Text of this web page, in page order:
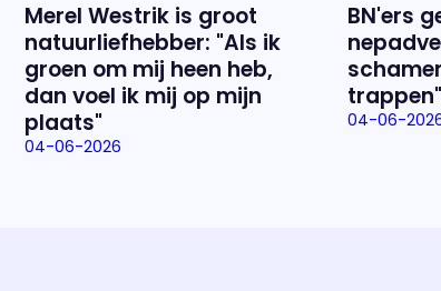
Merel Westrik is groot
natuurliefhebber: "Als ik
groen om mij heen heb,
dan voel ik mij op mijn
plaats"
04-06-2026
BN'ers
trappen"
04-06-